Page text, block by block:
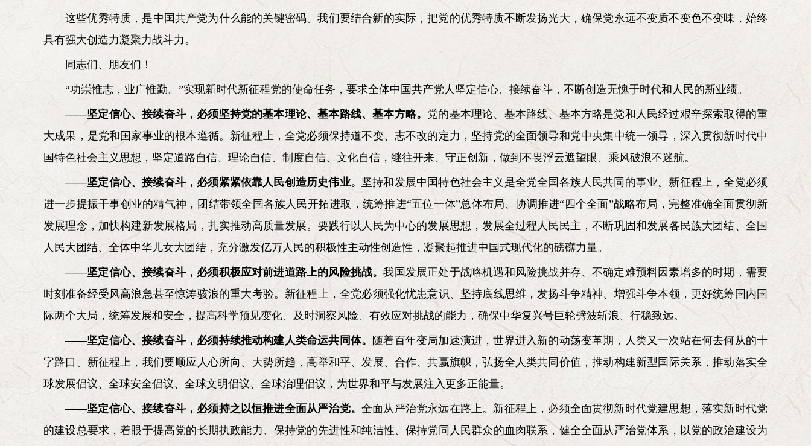
这些优秀特质，是中国共产党为什么能的关键密码。我们要结合新的实际，把党的优秀特质不断发扬光大，确保党永远不变质不变色不变味，始终
具有强大创造力凝聚力战斗力。
同志们、朋友们！
“功崇惟志，业广惟勤。”实现新时代新征程党的使命任务，要求全体中国共产党人坚定信心、接续奋斗，不断创造无愧于时代和人民的新业绩。
——坚定信心、接续奋斗，必须坚持党的基本理论、基本路线、基本方略。 党的基本理论、基本路线、基本方略是党和人民经过艰辛探索取得的重
大成果，是党和国家事业的根本遵循。新征程上，全党必须保持道不变、志不改的定力，坚持党的全面领导和党中央集中统一领导，深入贯彻新时代中
国特色社会主义思想，坚定道路自信、理论自信、制度自信、文化自信，继往开来、守正创新，做到不畏浮云遮望眼、乘风破浪不迷航。
——坚定信心、接续奋斗，必须紧紧依靠人民创造历史伟业。 坚持和发展中国特色社会主义是全党全国各族人民共同的事业。新征程上，全党必须
进一步提振干事创业的精气神，团结带领全国各族人民开拓进取，统筹推进“五位一体”总体布局、协调推进“四个全面”战略布局，完整准确全面贯彻新
发展理念，加快构建新发展格局，扎实推动高质量发展。要践行以人民为中心的发展思想，发展全过程人民民主，不断巩固和发展各民族大团结、全国
人民大团结、全体中华儿女大团结，充分激发亿万人民的积极性主动性创造性，凝聚起推进中国式现代化的磅礴力量。
——坚定信心、接续奋斗，必须积极应对前进道路上的风险挑战。我国发展正处于战略机遇和风险挑战并存、不确定难预料因素增多的时期，需要
时刻准备经受风高浪急甚至惊涛骇浪的重大考验。新征程上，全党必须强化忧患意识、坚持底线思维，发扬斗争精神、增强斗争本领，更好统筹国内国
际两个大局，统筹发展和安全，提高科学预见变化、及时洞察风险、有效应对挑战的能力，确保中华复兴号巨轮劈波斩浪、行稳致远。
——坚定信心、接续奋斗，必须持续推动构建人类命运共同体。 随着百年变局加速演进，世界进入新的动荡变革期，人类又一次站在何去何从的十
字路口。新征程上，我们要顺应人心所向、大势所趋，高举和平、发展、合作、共赢旗帜，弘扬全人类共同价值，推动构建新型国际关系，推动落实全
球发展倡议、全球安全倡议、全球文明倡议、全球治理倡议，为世界和平与发展注入更多正能量。
——坚定信心、接续奋斗，必须持之以恒推进全面从严治党。全面从严治党永远在路上。新征程上，必须全面贯彻新时代党建思想，落实新时代党
的建设总要求，着眼于提高党的长期执政能力、保持党的先进性和纯洁性、保持党同人民群众的血肉联系，健全全面从严治党体系，以党的政治建设为